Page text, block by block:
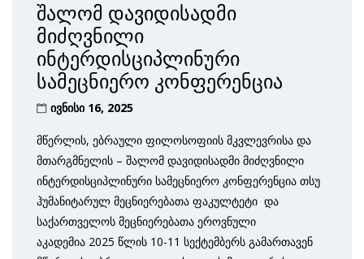
შალომ დავიდისადმი
მიძღვნილი
ინტერდისციპლინური
სამეცნიერო კონფერენცია
ივნისი 16, 2025
მწერლის, ებრაული ფილოსოფიის მკვლევრისა და
მთარგმნელის – შალომ დავიდისადმი მიძღვნილი
ინტერდისციპლინური სამეცნიერო კონფერენცია თსუ
ჰუმანიტარულ მეცნიერებათა ფაკულტეტი და
საქართველოს მეცნიერებათა ეროვნული
აკადემია 2025 წლის 10-11 სექტემბერს გამართავენ